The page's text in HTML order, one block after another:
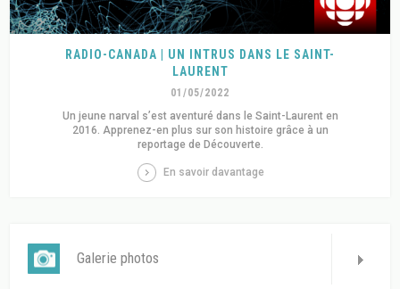
RADIO-CANADA | UN INTRUS DANS LE SAINT-
LAURENT
01/05/2022
Un jeune narval s’est aventuré dans le Saint-Laurent en
2016. Apprenez-en plus sur son histoire grâce à un
reportage de Découverte.
En savoir davantage
Galerie photos